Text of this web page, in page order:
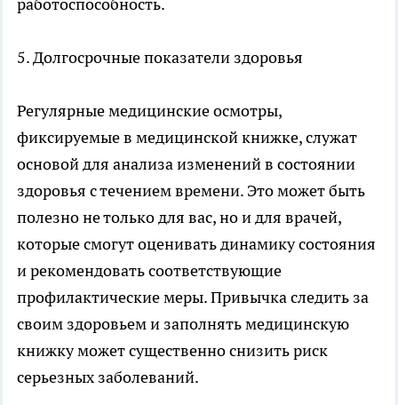
работоспособность.
5. Долгосрочные показатели здоровья
Регулярные медицинские осмотры,
фиксируемые в медицинской книжке, служат
основой для анализа изменений в состоянии
здоровья с течением времени. Это может быть
полезно не только для вас, но и для врачей,
которые смогут оценивать динамику состояния
и рекомендовать соответствующие
профилактические меры. Привычка следить за
своим здоровьем и заполнять медицинскую
книжку может существенно снизить риск
серьезных заболеваний.